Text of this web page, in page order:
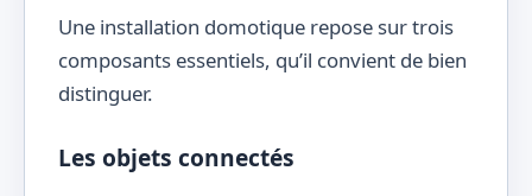
Une installation domotique repose sur trois
composants essentiels, qu’il convient de bien
distinguer.
Les objets connectés